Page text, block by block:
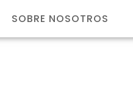
SOBRE NOSOTROS